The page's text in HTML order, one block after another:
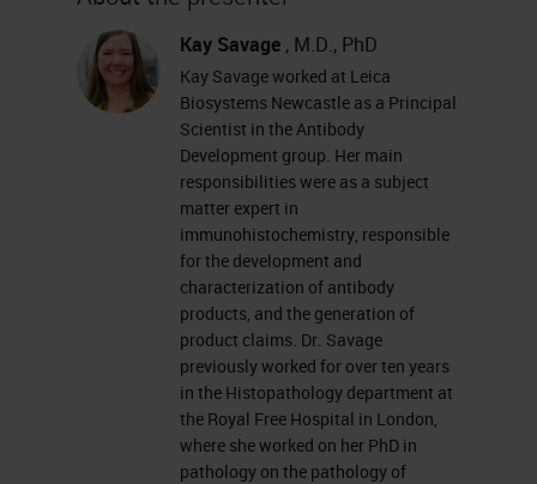
Kay Savage , M.D., PhD
Kay Savage worked at Leica
Biosystems Newcastle as a Principal
Scientist in the Antibody
Development group. Her main
responsibilities were as a subject
matter expert in
immunohistochemistry, responsible
for the development and
characterization of antibody
products, and the generation of
product claims. Dr. Savage
previously worked for over ten years
in the Histopathology department at
the Royal Free Hospital in London,
where she worked on her PhD in
pathology on the pathology of